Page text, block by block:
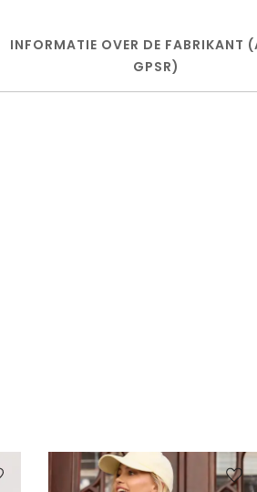
INFORMATIE OVER DE FABRIKANT
GPSR)